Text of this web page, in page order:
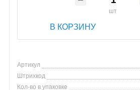
шт
В КОРЗИНУ
Артикул
Штрихкод
Кол-во в упаковке